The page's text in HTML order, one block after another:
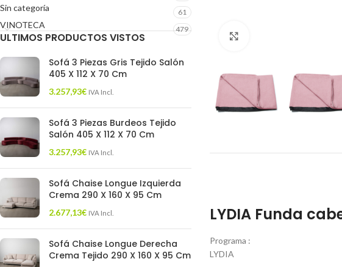
Sin categoría 61
VINOTECA 479
ULTIMOS PRODUCTOS VISTOS
Sofá 3 Piezas Gris Tejido Salón
405 X 112 X 70 Cm
3.257,93€ IVA Incl.
Sofá 3 Piezas Burdeos Tejido
Salón 405 X 112 X 70 Cm
3.257,93€ IVA Incl.
Sofá Chaise Longue Izquierda
Crema 290 X 160 X 95 Cm
2.677,13€ IVA Incl.
Sofá Chaise Longue Derecha
Crema Tejido 290 X 160 X 95 Cm
LYDIA Funda
Programa :
LYDIA